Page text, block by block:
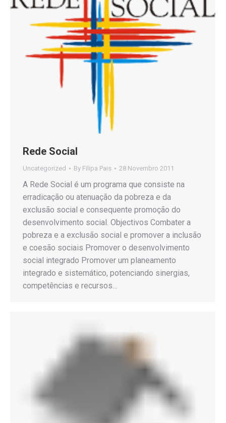
Rede Social
Uncategorized By Filipa Pais 28 Novembro 2011
A Rede Social é um programa que consiste na
erradicação ou atenuação da pobreza e da
exclusão social e consequente promoção do
desenvolvimento social. Objectivos Combater a
pobreza e a exclusão social e promover a inclusão
e coesão sociais Promover o desenvolvimento
social integrado Promover um planeamento
integrado e sistemático, potenciando sinergias,
competências e recursos…